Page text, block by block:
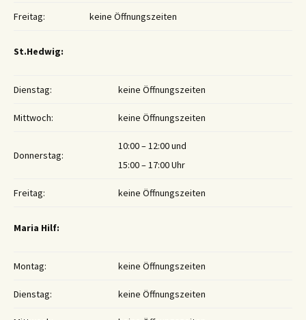
Freitag: keine Öffnungszeiten
St.Hedwig:
Dienstag: keine Öffnungszeiten
Mittwoch: keine Öffnungszeiten
Donnerstag:
10:00 – 12:00 und
15:00 – 17:00 Uhr
Freitag: keine Öffnungszeiten
Maria Hilf:
Montag: keine Öffnungszeiten
Dienstag: keine Öffnungszeiten